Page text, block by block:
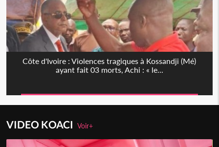
Côte d'Ivoire : Violences tragiques à Kossandji (Mé)
ayant fait 03 morts, Achi : « le...
VIDEO KOACIVoir+